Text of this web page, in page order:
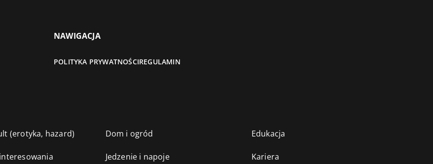
NAWIGACJA
POLITYKA PRYWATNOŚCIREGULAMIN
(erotyka, hazard) Dom i ogród Edukacja
Jedzenie i napoje Kariera